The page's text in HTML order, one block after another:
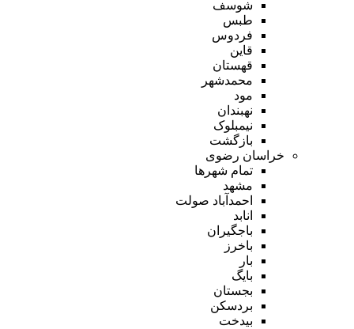
شوسف
طبس
فردوس
قاین
قهستان
محمدشهر
مود
نهبندان
نیمبلوک
بازگشت
خراسان رضوی
تمام شهر‌ها
مشهد
احمدآباد صولت
انابد
باجگیران
باخرز
بار
بایگ
بجستان
بردسکن
بیدخت